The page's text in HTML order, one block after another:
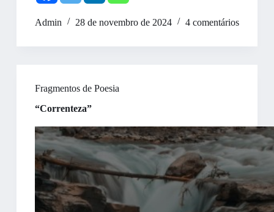
Admin 28 de novembro de 2024 4 comentários
Fragmentos de Poesia
“Correnteza”